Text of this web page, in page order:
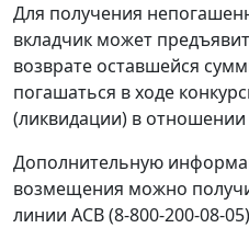
Для получения
вкладчик может
возврате оставшейся
погашаться в ходе
(ликвидации) в отношении
Дополнительную
возмещения можно
линии АСВ (8-800-200-08-